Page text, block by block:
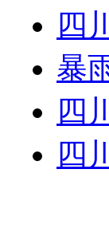
四
暴
四
四